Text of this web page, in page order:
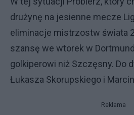
drużynę na jesienne mecze
eliminacje mistrzostw świata
szansę we wtorek w
golkiperowi niż Szczęsny. Do
Łukasza Skorupskiego i
Reklama